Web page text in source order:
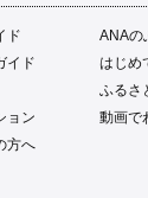
ド
ANAの
イド
はじめ
ふるさ
ョン
動画で
方へ